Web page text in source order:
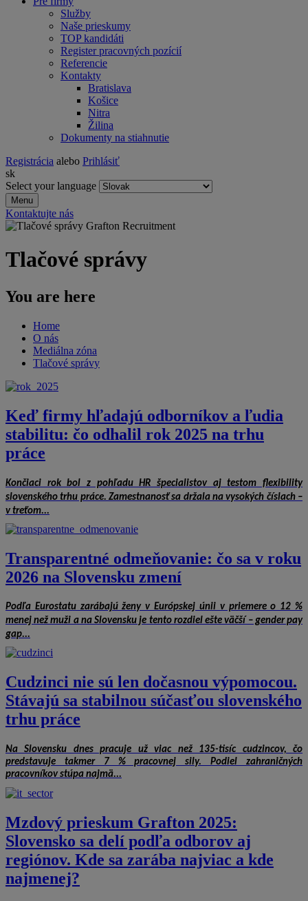
Služby
Naše prieskumy
TOP kandidáti
Register pracovných pozícií
Referencie
Kontakty
Bratislava
Košice
Nitra
Žilina
Dokumenty na stiahnutie
Registrácia alebo Prihlásiť
sk
Select your language
Menu
Kontaktujte nás
Tlačové správy
You are here
Home
O nás
Mediálna zóna
Tlačové správy
Keď firmy hľadajú odborníkov a ľudia
stabilitu: čo odhalil rok 2025 na trhu
práce
Končiaci rok bol z pohľadu HR špecialistov aj testom flexibility
slovenského trhu práce. Zamestnanosť sa držala na vysokých číslach –
v treťom...
Transparentné odmeňovanie: čo sa v roku
2026 na Slovensku zmení
Podľa Eurostatu zarábajú ženy v Európskej únii v priemere o 12 %
menej než muži a na Slovensku je tento rozdiel ešte väčší – gender pay
gap...
Cudzinci nie sú len dočasnou výpomocou.
Stávajú sa stabilnou súčasťou slovenského
trhu práce
Na Slovensku dnes pracuje už viac než 135-tisíc cudzincov, čo
predstavuje takmer 7 % pracovnej sily. Podiel zahraničných
pracovníkov stúpa najmä...
Mzdový prieskum Grafton 2025:
Slovensko sa delí podľa odborov aj
regiónov. Kde sa zarába najviac a kde
najmenej?